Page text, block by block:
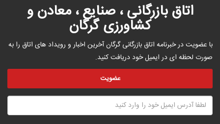
اتاق بازرگانی ، صنایع ، معادن و
کشاورزی گرگان
با عضویت در خبرنامه اتاق بازرگانی گرگان آخرین اخبار و رویداد های اتاق را به
صورت لحظه ای در ایمیل خود دریافت کنید.